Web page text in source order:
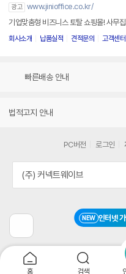
NEW 인터넷
홈 검색
광고 www.jinioffice.co.kr/
기업맞춤형 비즈니스 토탈 쇼핑몰! 사무
회사소개 납품실적 견적문의 고객센터
빠른배송 안내
법적고지 안내
전
페
이
지
PC버전 로그인
(주) 커넥트웨이브